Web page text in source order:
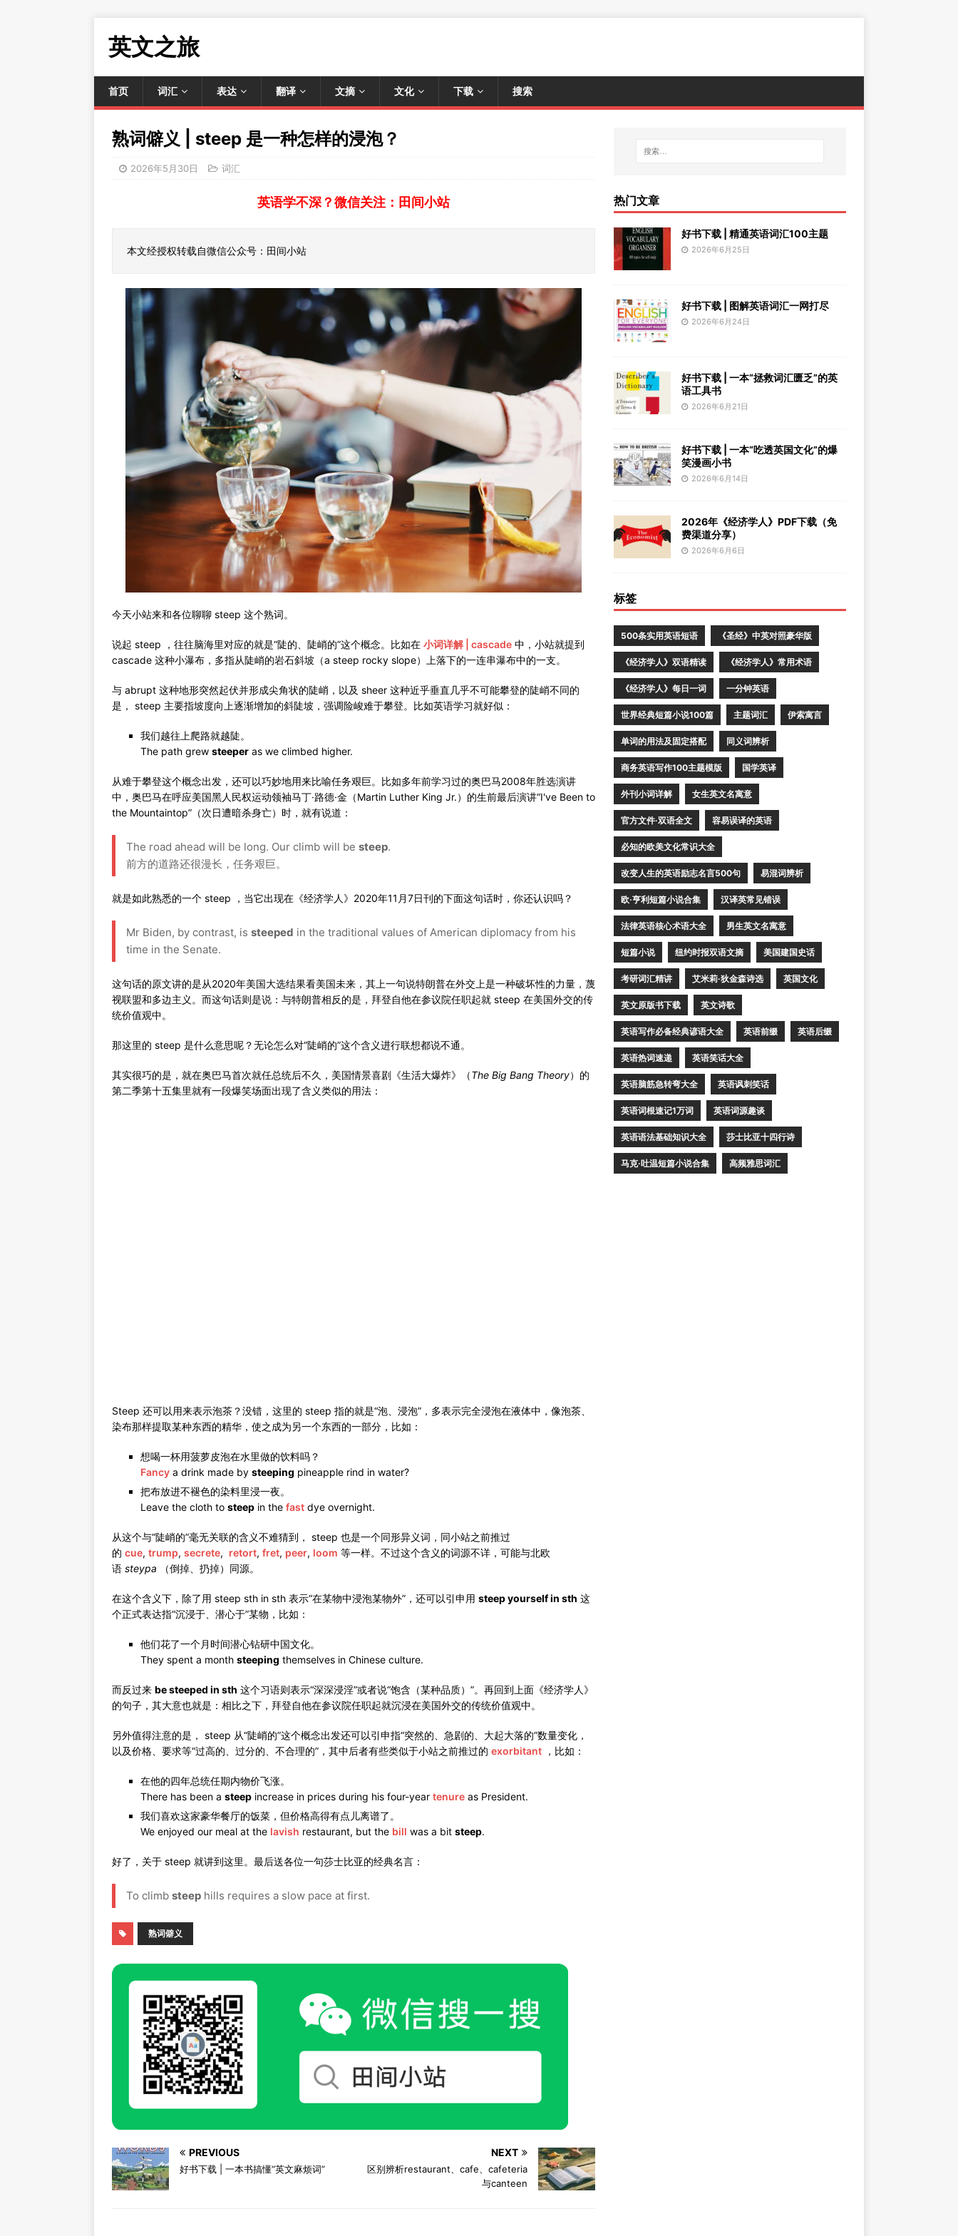
英文之旅
首页 词汇 表达 翻译 文摘 文化 下载 搜索
熟词僻义 | steep 是一种怎样的浸泡？
2026年5月30日 词汇
英语学不深？微信关注：田间小站
本文经授权转载自微信公众号：田间小站
今天小站来和各位聊聊 steep 这个熟词。
说起 steep ，往往脑海里对应的就是“陡的、陡峭的”这个概念。比如在 小词详解 | cascade 中，小站就提到
cascade 这种小瀑布，多指从陡峭的岩石斜坡（a steep rocky slope）上落下的一连串瀑布中的一支。
与 abrupt 这种地形突然起伏并形成尖角状的陡峭，以及 sheer 这种近乎垂直几乎不可能攀登的陡峭不同的
是， steep 主要指坡度向上逐渐增加的斜陡坡，强调险峻难于攀登。比如英语学习就好似：
我们越往上爬路就越陡。
The path grew steeper as we climbed higher.
从难于攀登这个概念出发，还可以巧妙地用来比喻任务艰巨。比如多年前学习过的奥巴马2008年胜选演讲
中，奥巴马在呼应美国黑人民权运动领袖马丁·路德·金（Martin Luther King Jr.）的生前最后演讲“I've Been to
the Mountaintop”（次日遭暗杀身亡）时，就有说道：
The road ahead will be long. Our climb will be steep.
前方的道路还很漫长，任务艰巨。
就是如此熟悉的一个 steep ，当它出现在《经济学人》2020年11月7日刊的下面这句话时，你还认识吗？
Mr Biden, by contrast, is steeped in the traditional values of American diplomacy from his
time in the Senate.
这句话的原文讲的是从2020年美国大选结果看美国未来，其上一句说特朗普在外交上是一种破坏性的力量，蔑
视联盟和多边主义。而这句话则是说：与特朗普相反的是，拜登自他在参议院任职起就 steep 在美国外交的传
统价值观中。
那这里的 steep 是什么意思呢？无论怎么对“陡峭的”这个含义进行联想都说不通。
其实很巧的是，就在奥巴马首次就任总统后不久，美国情景喜剧《生活大爆炸》（The Big Bang Theory）的
第二季第十五集里就有一段爆笑场面出现了含义类似的用法：
Steep 还可以用来表示泡茶？没错，这里的 steep 指的就是“泡、浸泡”，多表示完全浸泡在液体中，像泡茶、
染布那样提取某种东西的精华，使之成为另一个东西的一部分，比如：
想喝一杯用菠萝皮泡在水里做的饮料吗？
Fancy a drink made by steeping pineapple rind in water?
把布放进不褪色的染料里浸一夜。
Leave the cloth to steep in the fast dye overnight.
从这个与“陡峭的”毫无关联的含义不难猜到， steep 也是一个同形异义词，同小站之前推过
的 cue, trump, secrete, retort, fret, peer, loom 等一样。不过这个含义的词源不详，可能与北欧
语 steypa （倒掉、扔掉）同源。
在这个含义下，除了用 steep sth in sth 表示“在某物中浸泡某物外”，还可以引申用 steep yourself in sth 这
个正式表达指“沉浸于、潜心于”某物，比如：
他们花了一个月时间潜心钻研中国文化。
They spent a month steeping themselves in Chinese culture.
而反过来 be steeped in sth 这个习语则表示“深深浸淫”或者说“饱含（某种品质）”。再回到上面《经济学人》
的句子，其大意也就是：相比之下，拜登自他在参议院任职起就沉浸在美国外交的传统价值观中。
另外值得注意的是， steep 从“陡峭的”这个概念出发还可以引申指“突然的、急剧的、大起大落的”数量变化，
以及价格、要求等“过高的、过分的、不合理的”，其中后者有些类似于小站之前推过的 exorbitant ，比如：
在他的四年总统任期内物价飞涨。
There has been a steep increase in prices during his four-year tenure as President.
我们喜欢这家豪华餐厅的饭菜，但价格高得有点儿离谱了。
We enjoyed our meal at the lavish restaurant, but the bill was a bit steep.
好了，关于 steep 就讲到这里。最后送各位一句莎士比亚的经典名言：
To climb steep hills requires a slow pace at first.
熟词僻义
PREVIOUS
好书下载 | 一本书搞懂“英文麻烦词”
NEXT
区别辨析restaurant、cafe、cafeteria
与canteen
热门文章
好书下载 | 精通英语词汇100主题
2026年6月25日
好书下载 | 图解英语词汇一网打尽
2026年6月24日
好书下载 | 一本“拯救词汇匮乏”的英
语工具书
2026年6月21日
好书下载 | 一本“吃透英国文化”的爆
笑漫画小书
2026年6月14日
2026年《经济学人》PDF下载（免
费渠道分享）
2026年6月6日
标签
500条实用英语短语 《圣经》中英对照豪华版
《经济学人》双语精读 《经济学人》常用术语
《经济学人》每日一词 一分钟英语
世界经典短篇小说100篇 主题词汇 伊索寓言
单词的用法及固定搭配 同义词辨析
商务英语写作100主题模版 国学英译
外刊小词详解 女生英文名寓意
官方文件·双语全文 容易误译的英语
必知的欧美文化常识大全
改变人生的英语励志名言500句 易混词辨析
欧·亨利短篇小说合集 汉译英常见错误
法律英语核心术语大全 男生英文名寓意
短篇小说 纽约时报双语文摘 美国建国史话
考研词汇精讲 艾米莉·狄金森诗选 英国文化
英文原版书下载 英文诗歌
英语写作必备经典谚语大全 英语前缀 英语后缀
英语热词速递 英语笑话大全
英语脑筋急转弯大全 英语讽刺笑话
英语词根速记1万词 英语词源趣谈
英语语法基础知识大全 莎士比亚十四行诗
马克·吐温短篇小说合集 高频雅思词汇